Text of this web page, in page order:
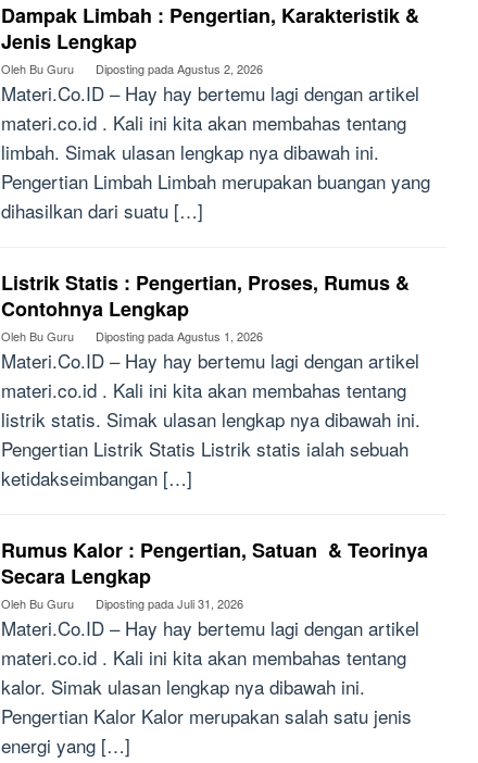
Dampak Limbah : Pengertian, Karakteristik &
Jenis Lengkap
Oleh Bu Guru Diposting padaAgustus 2, 2026
Materi.Co.ID – Hay hay bertemu lagi dengan artikel
materi.co.id . Kali ini kita akan membahas tentang
limbah. Simak ulasan lengkap nya dibawah ini.
Pengertian Limbah Limbah merupakan buangan yang
dihasilkan dari suatu […]
Listrik Statis : Pengertian, Proses, Rumus &
Contohnya Lengkap
Oleh Bu Guru Diposting padaAgustus 1, 2026
Materi.Co.ID – Hay hay bertemu lagi dengan artikel
materi.co.id . Kali ini kita akan membahas tentang
listrik statis. Simak ulasan lengkap nya dibawah ini.
Pengertian Listrik Statis Listrik statis ialah sebuah
ketidakseimbangan […]
Rumus Kalor : Pengertian, Satuan & Teorinya
Secara Lengkap
Oleh Bu Guru Diposting padaJuli 31, 2026
Materi.Co.ID – Hay hay bertemu lagi dengan artikel
materi.co.id . Kali ini kita akan membahas tentang
kalor. Simak ulasan lengkap nya dibawah ini.
Pengertian Kalor Kalor merupakan salah satu jenis
energi yang […]